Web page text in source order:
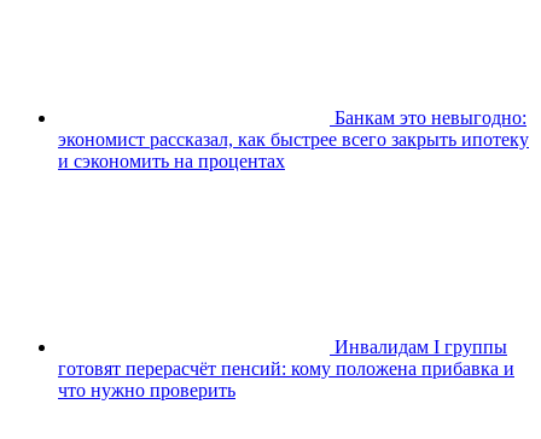
Банкам это невыгодно:
экономист рассказал, как быстрее всего закрыть ипотеку
и сэкономить на процентах
Инвалидам I группы
готовят перерасчёт пенсий: кому положена прибавка и
что нужно проверить